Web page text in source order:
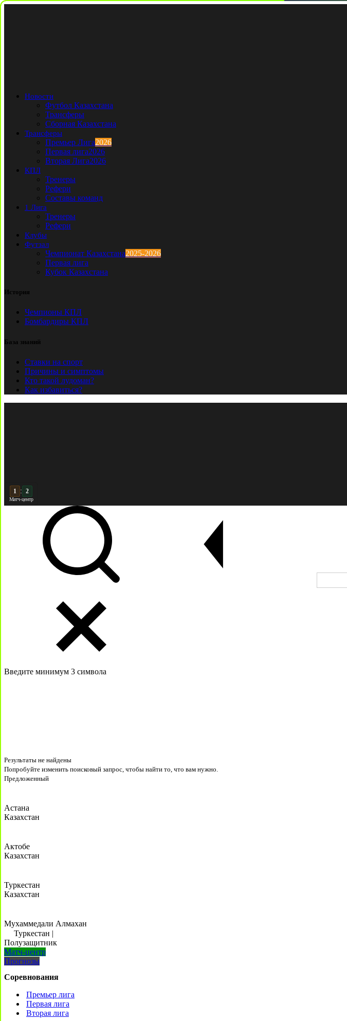
Новости
Футбол Казахстана
Трансферы
Сборная Казахстана
Трансферы
Премьер Лига2026
Первая лига2026
Вторая Лига2026
КПЛ
Тренеры
Рефери
Составы команд
1 Лига
Тренеры
Рефери
Клубы
Футзал
Чемпионат Казахстана2025-2026
Первая лига
Кубок Казахстана
История
Чемпионы КПЛ
Бомбардиры КПЛ
База знаний
Ставки на спорт
Причины и симптомы
Кто такой лудоман?
Как избавиться?
2 : 2
Матч-центр
Введите минимум 3 символа
Результаты не найдены
Попробуйте изменить поисковый запрос, чтобы найти то, что вам нужно.
Предложенный
Астана
Казахстан
Актобе
Казахстан
Туркестан
Казахстан
Мухаммедали Алмахан
Туркестан |
Полузащитник
Матч-центр
Прогнозы
Соревнования
Премьер лига
Первая лига
Вторая лига